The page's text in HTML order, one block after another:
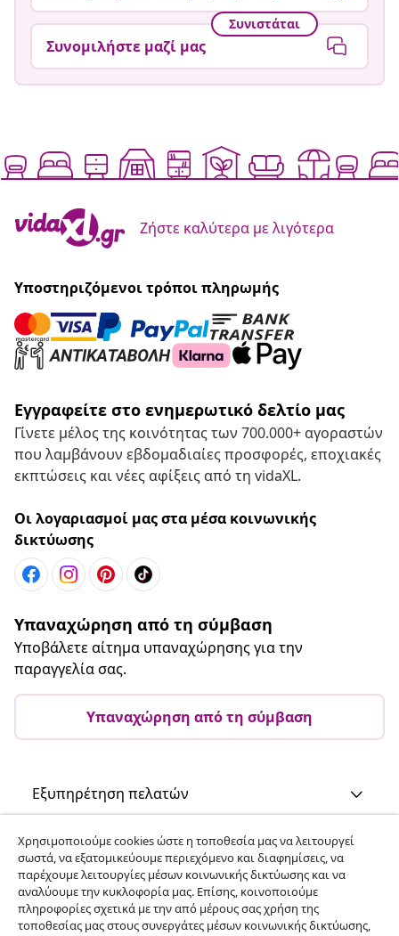
Συνιστάται
Συνομιλήστε μαζί μας
Ζήστε καλύτερα με λιγότερα
Υποστηριζόμενοι τρόποι πληρωμής
Εγγραφείτε στο ενημερωτικό δελτίο μας
Γίνετε μέλος της κοινότητας των 700.000+ αγοραστών
που λαμβάνουν εβδομαδιαίες προσφορές, εποχιακές
εκπτώσεις και νέες αφίξεις από τη vidaXL.
Οι λογαριασμοί μας στα μέσα κοινωνικής
δικτύωσης
Υπαναχώρηση από τη σύμβαση
Υποβάλετε αίτημα υπαναχώρησης για την
παραγγελία σας.
Υπαναχώρηση από τη σύμβαση
Εξυπηρέτηση πελατών
Επιχείρηση
vidaXL
Χρησιμοποιούμε cookies ώστε η τοποθεσία μας να λειτουργεί
σωστά, να εξατομικεύουμε περιεχόμενο και διαφημίσεις, να
παρέχουμε λειτουργίες μέσων κοινωνικής δικτύωσης και να
αναλύουμε την κυκλοφορία μας. Επίσης, κοινοποιούμε
πληροφορίες σχετικά με την από μέρους σας χρήση της
τοποθεσίας μας στους συνεργάτες μέσων κοινωνικής δικτύωσης,